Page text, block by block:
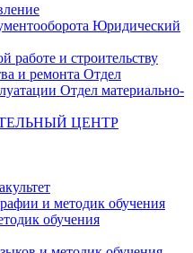
Юридический
работе и строительству
и ремонта Отдел
Отдел материально-
ЦЕНТР
и методик обучения
обучения